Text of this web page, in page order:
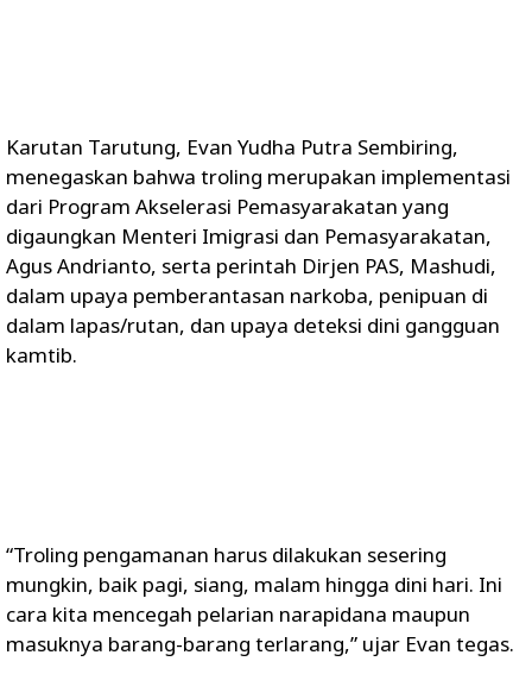
Karutan Tarutung, Evan Yudha Putra Sembiring,
menegaskan bahwa troling merupakan implementasi
dari Program Akselerasi Pemasyarakatan yang
digaungkan Menteri Imigrasi dan Pemasyarakatan,
Agus Andrianto, serta perintah Dirjen PAS, Mashudi,
dalam upaya pemberantasan narkoba, penipuan di
dalam lapas/rutan, dan upaya deteksi dini gangguan
kamtib.
“Troling pengamanan harus dilakukan sesering
mungkin, baik pagi, siang, malam hingga dini hari. Ini
cara kita mencegah pelarian narapidana maupun
masuknya barang-barang terlarang,” ujar Evan tegas.